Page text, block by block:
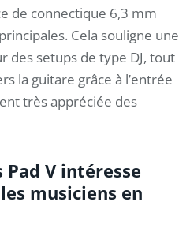
de connectique 6,3 mm
Cela souligne une
des setups de type DJ, tout
la guitare grâce à l’entrée
très appréciée des
Pad V intéresse
musiciens en